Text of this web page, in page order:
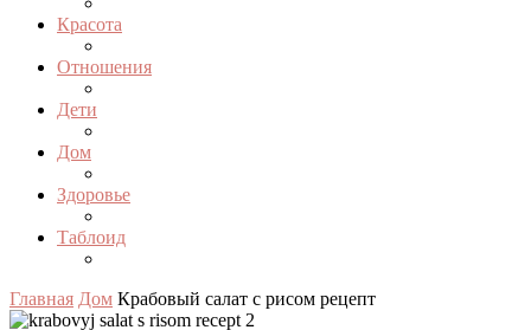
Красота
Отношения
Дети
Дом
Здоровье
Таблоид
Главная Дом Крабовый салат с рисом рецепт